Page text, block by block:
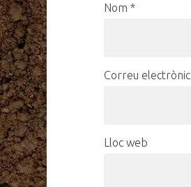
Nom *
Correu electrònic
Lloc web